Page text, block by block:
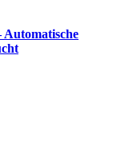
Automatische